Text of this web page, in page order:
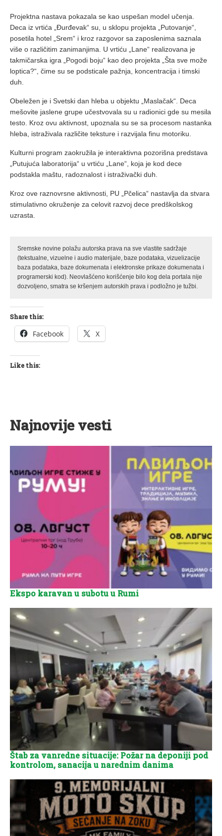
Projektna nastava pokazala se kao uspešan model učenja.
Deca iz vrtića „Đurđevak“ su, u sklopu projekta „Putovanje“,
posetila hotel „Srem“ i kroz razgovor sa zaposlenima saznala
više o različitim zanimanjima. U vrtiću „Lane“ realizovana je
takmičarska igra „Pogodi boju“ kao deo projekta „Šta sve može
loptica?“, čime su se podsticale pažnja, koncentracija i timski
duh.
Obeležen je i Svetski dan hleba u objektu „Maslačak“. Deca
mešovite jaslene grupe učestvovala su u radionici gde su mesila
testo. Kroz ovu aktivnost, upoznala su se sa procesom nastanka
hleba, istraživala različite teksture i razvijala finu motoriku.
Kulturni program zaokružila je interaktivna pozorišna predstava
„Putujuća laboratorija“ u vrtiću „Lane“, koja je kod dece
podstakla maštu, radoznalost i istraživački duh.
Kroz ove raznovrsne aktivnosti, PU „Pčelica“ nastavlja da stvara
stimulativno okruženje za celovit razvoj dece predškolskog
uzrasta.
Sremske novine polažu autorska prava na sve vlastite sadržaje
(tekstualne, vizuelne i audio materijale, baze podataka, vizuelizacije
baza podataka, baze dokumenata i elektronske prikaze dokumenata i
programerski kod). Neovlašćeno korišćenje bilo kog dela portala nije
dozvoljeno, smatra se kršenjem autorskih prava i podložno je tužbi.
Share this:
Facebook X
Like this:
Najnovije vesti
Ekspo karavan u subotu u Rumi
Štab za vanredne situacije: Požar na deponiji pod
kontrolom, sanacija u narednim danima